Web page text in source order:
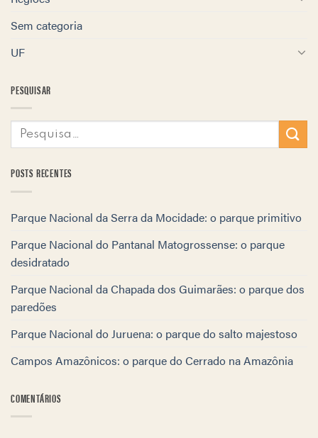
Sem categoria
UF
PESQUISAR
POSTS RECENTES
Parque Nacional da Serra da Mocidade: o parque primitivo
Parque Nacional do Pantanal Matogrossense: o parque
desidratado
Parque Nacional da Chapada dos Guimarães: o parque dos
paredões
Parque Nacional do Juruena: o parque do salto majestoso
Campos Amazônicos: o parque do Cerrado na Amazônia
COMENTÁRIOS